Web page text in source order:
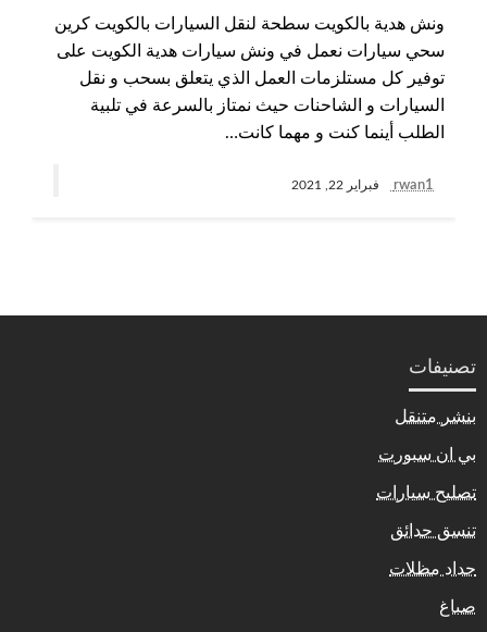
ونش هدية بالكويت سطحة لنقل السيارات بالكويت كرين
سحي سيارات نعمل في ونش سيارات هدية الكويت على
توفير كل مستلزمات العمل الذي يتعلق بسحب و نقل
السيارات و الشاحنات حيث نمتاز بالسرعة في تلبية
الطلب أينما كنت و مهما كانت…
rwan1 فبراير 22, 2021
تصنيفات
بنشر متنقل
بي ان سبورت
تصليح سيارات
تنسق حدائق
حداد مظلات
صباغ